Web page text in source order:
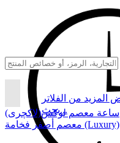
المزيد من الفلاتر
بحث...
معصم أصفر فخامة (Luxury)